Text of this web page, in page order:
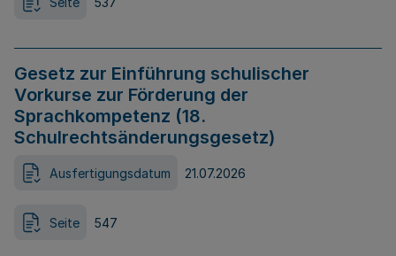
Gesetz zur Einführung schulischer
Vorkurse zur Förderung der
Sprachkompetenz (18.
Schulrechtsänderungsgesetz)
Ausfertigungsdatum 21.07.2026
Seite 547